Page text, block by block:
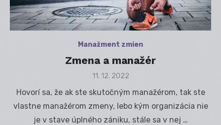
Manažment zmien
Zmena a manažér
Posted
11. 12. 2022
Hovorí sa, že ak ste skutočným manažérom, tak ste
vlastne manažérom zmeny, lebo kým organizácia nie
je v stave úplného zániku, stále sa v nej …